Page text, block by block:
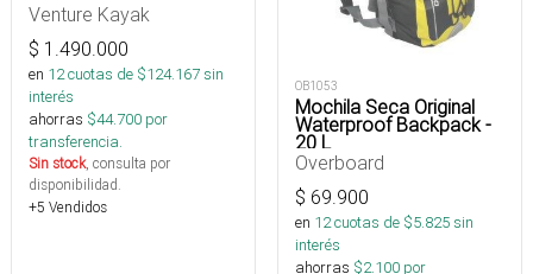
Venture Kayak
$ 1.490.000
en 12cuotas de $124.167sin
interés
ahorras $44.700 por
transferencia.
Sin stock, consulta por
disponibilidad.
+5 Vendidos
OB1053
Mochila Seca Original
Waterproof Backpack -
20 L
Overboard
$ 69.900
en 12cuotas de $5.825sin
interés
ahorras $2.100 por